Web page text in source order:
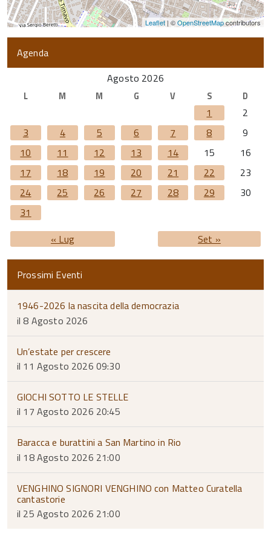
Leaflet | ©OpenStreetMapcontributors
Agenda
Agosto 2026
L M M G V S D
1
2
3
4 5 6 7 8
9
10
11 12 13 14 15
16
17
18 19 20 21 22
23
24
25 26 27 28 29
30
31
« Lug
Set »
Prossimi Eventi
1946-2026 la nascita della democrazia
il 8 Agosto 2026
Un’estate per crescere
il 11 Agosto 2026 09:30
GIOCHI SOTTO LE STELLE
il 17 Agosto 2026 20:45
Baracca e burattini a San Martino in Rio
il 18 Agosto 2026 21:00
VENGHINO SIGNORI VENGHINO con Matteo Curatella
cantastorie
il 25 Agosto 2026 21:00